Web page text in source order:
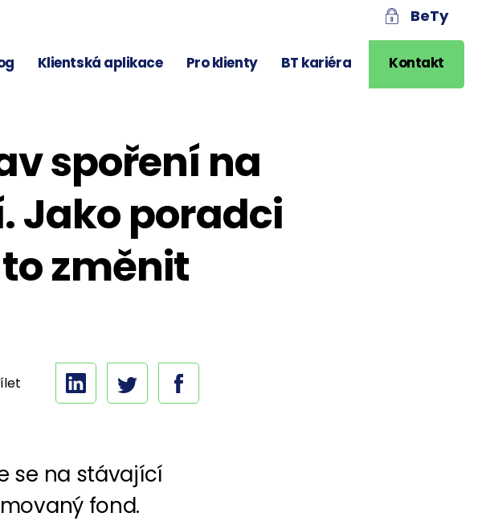
Klientská aplikace Pro klienty BT kariéra Kontakt
BeTy
spoření na
Jako poradci
změnit
se na stávající
fond.